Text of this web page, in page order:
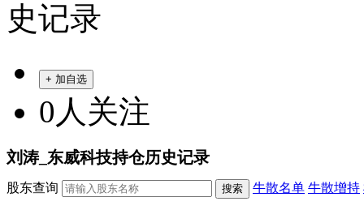
史记录
+ 加自选
0 人关注
刘涛_东威科技持仓历史记录
股东查询 牛散名单 牛散增持